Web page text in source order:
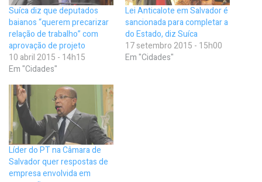
Suíca diz que deputados
baianos “querem precarizar
relação de trabalho” com
aprovação de projeto
10 abril 2015 - 14h15
Em "Cidades"
Lei Anticalote em Salvador é
sancionada para completar a
do Estado, diz Suíca
17 setembro 2015 - 15h00
Em "Cidades"
Líder do PT na Câmara de
Salvador quer respostas de
empresa envolvida em